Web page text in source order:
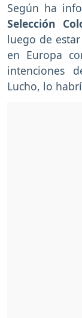
Según ha
Selección
luego de
en Europa
intenciones
Lucho, lo